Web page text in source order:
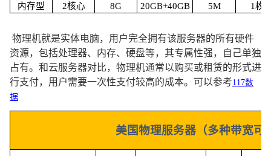
内存型
2核心 8G 20GB+40GB 5M 1枚
资源，包括处理器、内存、硬盘等，其专属性强，自己单独
占有。和云服务器对比，物理机通常以购买或租赁的形式进
行支付，用户需要一次性支付较高的成本。 可以参考117数
据
美国物理服务器（多种带宽可